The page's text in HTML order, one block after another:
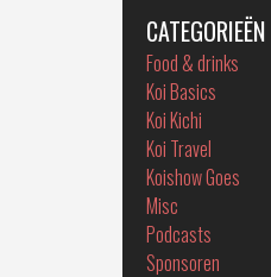
CATEGORIEËN
Food & drinks
Koi Basics
Koi Kichi
Koi Travel
Koishow Goes
Misc
Podcasts
Sponsoren